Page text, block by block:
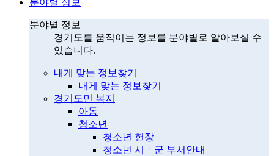
분야별 정보
경기도를 움직이는 정보를 분야별로 알아보실 수
있습니다.
내게 맞는 정보찾기
내게 맞는 정보찾기
경기도민 복지
아동
청소년
청소년 헌장
청소년 시ㆍ군 부서안내